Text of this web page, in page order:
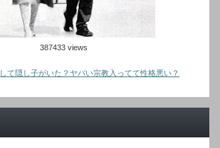
387433 views
て隠し子がいた？ヤバい宗教入ってて性格悪い？